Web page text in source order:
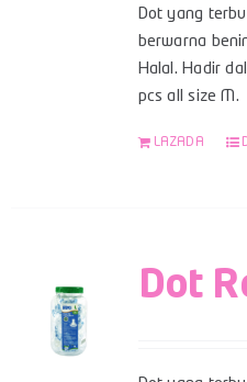
Dot yang
berwarna
Halal. Hadir
pcs all size M.
LAZADA
Dot